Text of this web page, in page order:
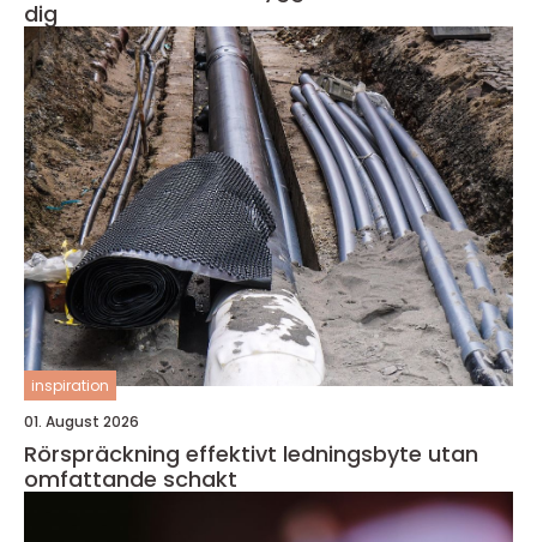
dig
inspiration
01. August 2026
Rörspräckning effektivt ledningsbyte utan
omfattande schakt